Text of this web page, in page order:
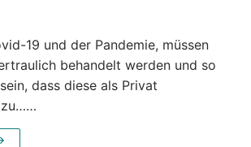
19 und der Pandemie, müssen
behandelt werden und so
dass diese als Privat
zu……